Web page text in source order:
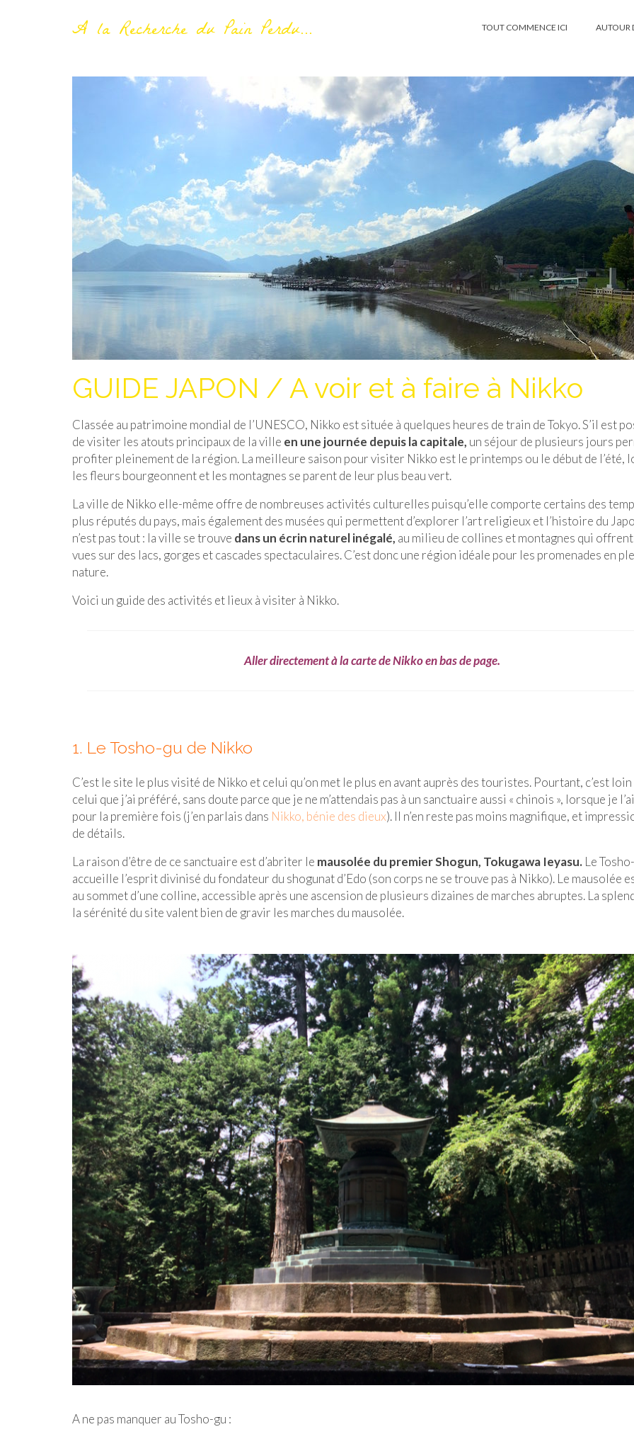
A la Recherche du Pain Perdu... TOUT COMMENCE ICI AUTOUR
GUIDE JAPON / A voir et à faire à Nikko
Classée au patrimoine mondial de l’UNESCO, Nikko est située à quelques heures de train de Tokyo. S’il est
de visiter les atouts principaux de la ville en une journée depuis la capitale, un séjour de plusieurs jours
profiter pleinement de la région. La meilleure saison pour visiter Nikko est le printemps ou le début de l’été,
les fleurs bourgeonnent et les montagnes se parent de leur plus beau vert.
La ville de Nikko elle-même offre de nombreuses activités culturelles puisqu’elle comporte certains des
plus réputés du pays, mais également des musées qui permettent d’explorer l’art religieux et l’histoire du
n’est pas tout : la ville se trouve dans un écrin naturel inégalé, au milieu de collines et montagnes qui offrent
vues sur des lacs, gorges et cascades spectaculaires. C’est donc une région idéale pour les promenades en
nature.
Voici un guide des activités et lieux à visiter à Nikko.
Aller directement à la carte de Nikko en bas de page.
1. Le Tosho-gu de Nikko
C’est le site le plus visité de Nikko et celui qu’on met le plus en avant auprès des touristes. Pourtant, c’est loin
celui que j’ai préféré, sans doute parce que je ne m’attendais pas à un sanctuaire aussi « chinois », lorsque je
pour la première fois (j’en parlais dans Nikko, bénie des dieux). Il n’en reste pas moins magnifique, et
de détails.
La raison d’être de ce sanctuaire est d’abriter le mausolée du premier Shogun, Tokugawa Ieyasu. Le
accueille l’esprit divinisé du fondateur du shogunat d’Edo (son corps ne se trouve pas à Nikko). Le mausolée
au sommet d’une colline, accessible après une ascension de plusieurs dizaines de marches abruptes. La
la sérénité du site valent bien de gravir les marches du mausolée.
A ne pas manquer au Tosho-gu :